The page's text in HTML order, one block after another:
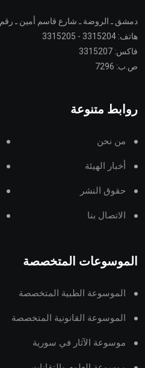
دمشق ـ الروضة ـ شارع قاسم أمين ـ رقم 39
هاتف: 3315204 - 3315205
فاكس: 3315207
ص.ب: 7296
روابط متنوعة
من نحن
أخبار الهيئة
حقوق النشر
الاتصال بنا
الموسوعات المتخصصة
الموسوعة الطبية المتخصصة
الموسوعة القانونية المتخصصة
موسوعة الآثار في سورية